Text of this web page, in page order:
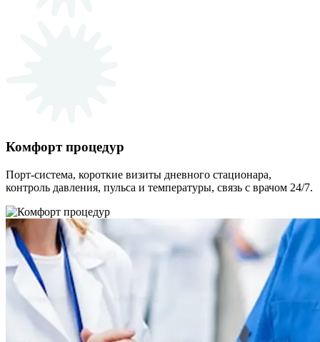
Комфорт процедур
Порт-система, короткие визиты дневного стационара,
контроль давления, пульса и температуры, связь с врачом 24/7.